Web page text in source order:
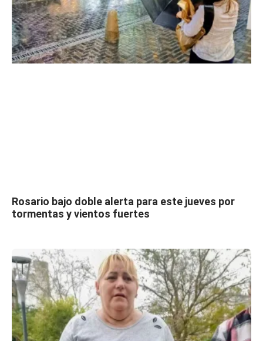
Rosario bajo doble alerta para este jueves por
tormentas y vientos fuertes